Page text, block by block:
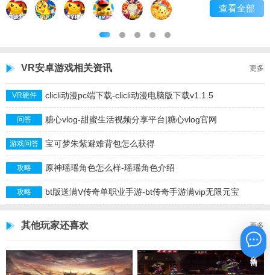
查看全部
VR安卓游戏相关资讯 更多
VR硬件 clicli动漫pc端下载-clicli动漫电脑版下载v1.1.5
问答 糖心vlog-甜蜜生活视频分享平台|糖心vlog官网
游戏问答 宝可梦朱紫避难背包怎么获得
攻略 原神瑶瑶角色怎么样-瑶瑶角色介绍
攻略 bt版送满V传奇单职业手游-bt传奇手游满vip无限元宝
其他玩家还喜欢 更多